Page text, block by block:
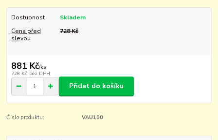
Dostupnost
Skladem
Cena před
slevou
728 Kč
881 Kč/ks
728 Kč bez DPH
Přidat do košíku
Číslo produktu: VAU100